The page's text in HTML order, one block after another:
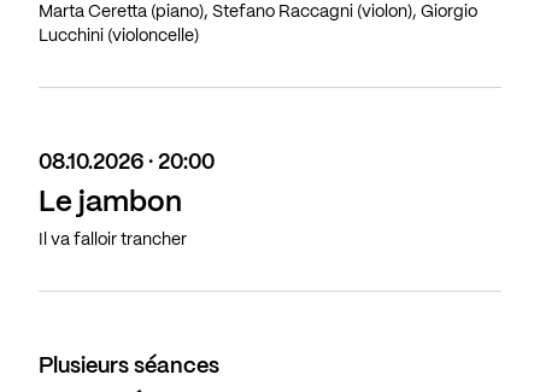
Marta Ceretta (piano), Stefano Raccagni (violon), Giorgio
Lucchini (violoncelle)
08.10.2026 · 20:00
Le jambon
Il va falloir trancher
Plusieurs séances